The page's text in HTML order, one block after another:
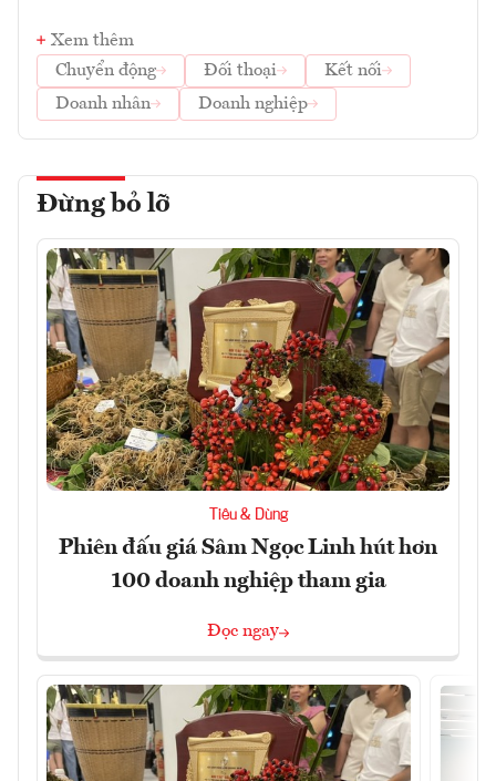
Xem thêm
Chuyển động
Đối thoại
Kết nối
Doanh nhân
Doanh nghiệp
Đừng bỏ lỡ
Tiêu & Dùng
Phiên đấu giá Sâm Ngọc Linh hút hơn
100 doanh nghiệp tham gia
Đọc ngay